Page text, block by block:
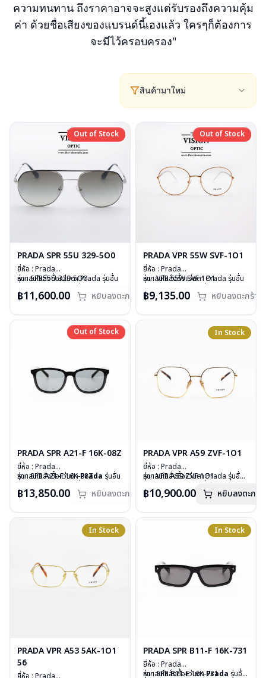
ความทนทาน ถึงราคาอาจจะสูงแต่รับรองถึงความคุ้ม
ค่า ด้วยชื่อเสียงของแบรนด์นี้เองแล้ว ใครๆก็ต้องการ
จะมีไว้ครอบครอง"
สินค้ามาใหม่
Out of Stock
Out of Stock
PRADA SPR 55U 329-5O0
ยี่ห้อ : Prada
รุ่น : SPR55U 329-5O0
เลนส์ : สีเทาไล่สี
น้ำหนัก : 25 กรัม
อุปกรณ์ : กล่องแว่น , ผ้าเช็ดแว่น
การรับประกัน : 1 ปี
หากสนใจสั่งชื้อแว่นตา Prada รุ่นอื่น
ติดต่อเราคลิก
สั่งกรุณาติดต่อเราคลิก
฿11,600.00 หยิบลงตะกร้า
Out of Stock
Out of Stock
PRADA VPR 55W SVF-1O1
ยี่ห้อ : Prada
รุ่น : VPR 55W SVF-1O1
เลนส์ : Demo Lens
น้ำหนัก : 24 กรัม
อุปกรณ์ : กล่องแว่น , ผ้าเช็ดแว่น
หากสนใจสั่งชื้อแว่นตา Prada รุ่นอื่น
ติดต่อเราคลิก
สั่งกรุณาติดต่อเราคลิก
฿9,135.00 หยิบลงตะกร้า
Out of Stock
Out of Stock
PRADA SPR A21-F 16K-08Z
ยี่ห้อ : Prada
รุ่น : SPR A21-F 16K-08Z
เลนส์ : กันแดดสีดำ
อุปกรณ์ : กล่องแว่น, ผ้าเช็ดแว่น
หากสนใจสั่งชื้อแว่นตาPrada รุ่นอื่น
ติดต่อเราคลิก
สั่งกรุณาติดต่อเราคลิก
฿13,850.00 หยิบลงตะกร้า
In Stock
PRADA VPR A59 ZVF-1O1
ยี่ห้อ : Prada
รุ่น : VPR A59 ZVF-1O1
เลนส์ : Demo Lens
น้ำหนัก : 24 กรัม
อุปกรณ์ : กล่องแว่น , ผ้าเช็ดแว่น
หากสนใจสั่งชื้อแว่นตา Prada รุ่นอื่น
ติดต่อเราคลิก
฿10,900.00 หยิบลงตะกร้า
In Stock
PRADA VPR A53 5AK-1O1
56
In Stock
PRADA SPR B11-F 16K-731
ยี่ห้อ : Prada
รุ่น : SPR B11-F 16K-731
หากสนใจสั่งชื้อแว่นตาPrada รุ่นอื่น